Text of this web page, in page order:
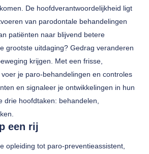
De hoofdverantwoordelijkheid ligt
van parodontale behandelingen
patiënten naar blijvend betere
grootste uitdaging? Gedrag veranderen
krijgen. Met een frisse,
je paro-behandelingen en controles
en signaleer je ontwikkelingen in hun
drie hoofdtaken: behandelen,
een rij
opleiding tot paro-preventieassistent,